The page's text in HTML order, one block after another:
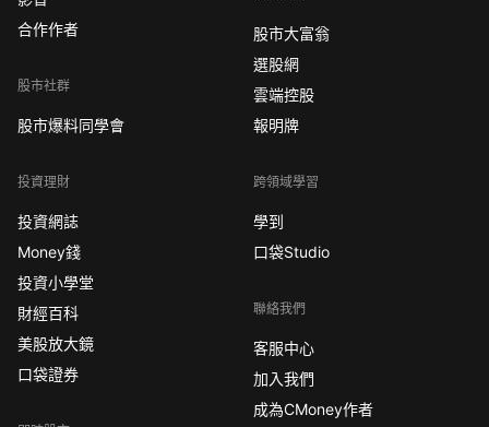
合作作者
股市社群
股市爆料同學會
投資理財
投資網誌
Money錢
投資小學堂
財經百科
美股放大鏡
口袋證券
股市大富翁
選股網
雲端控股
報明牌
跨領域學習
學到
口袋Studio
聯絡我們
客服中心
加入我們
成為CMoney作者